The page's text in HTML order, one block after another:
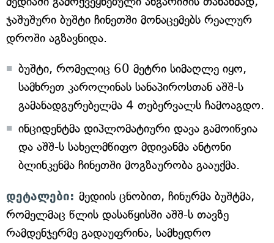
ჯაშუშური ბუშტი ჩინეთში მონაცემებს რეალურ
დროში აგზავნიდა.
ბუშტი, რომელიც 60 მეტრი სიმაღლე იყო,
სამხრეთ კაროლინას სანაპიროსთან აშშ-ს
გამანადგურებელმა 4 თებერვალს ჩამოაგდო.
ინციდენტმა დიპლომატიური დავა გამოიწვია
და აშშ-ს სახელმწიფო მდივანმა ანტონი
ბლინკენმა ჩინეთში მოგზაურობა გააუქმა.
დეტალები: მედიის ცნობით, ჩინურმა ბუშტმა,
რომელმაც წლის დასაწყისში აშშ-ს თავზე
რამდენჯერმე გადაუფრინა, სამხედრო